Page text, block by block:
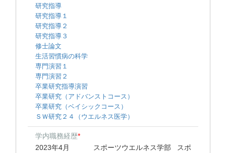
研究指導
研究指導１
研究指導２
研究指導３
修士論文
生活習慣病の科学
専門演習１
専門演習２
卒業研究指導演習
卒業研究（アドバンストコース）
卒業研究（ベイシックコース）
ＳＷ研究２４（ウエルネス医学）
学内職務経歴*
2023年4月
スポーツウエルネス学部 スポ